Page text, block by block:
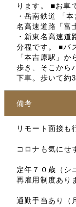
ります。 ■お車
・岳南鉄道 「
名高速道路「富
・新東名高速
分程です。 ■バ
「本吉原駅」
歩き、そこから
下車。歩いて約
備考
リモート面接も
コロナも気にせ
定年７０歳（シ
再雇用制度あり
通勤手当あり（